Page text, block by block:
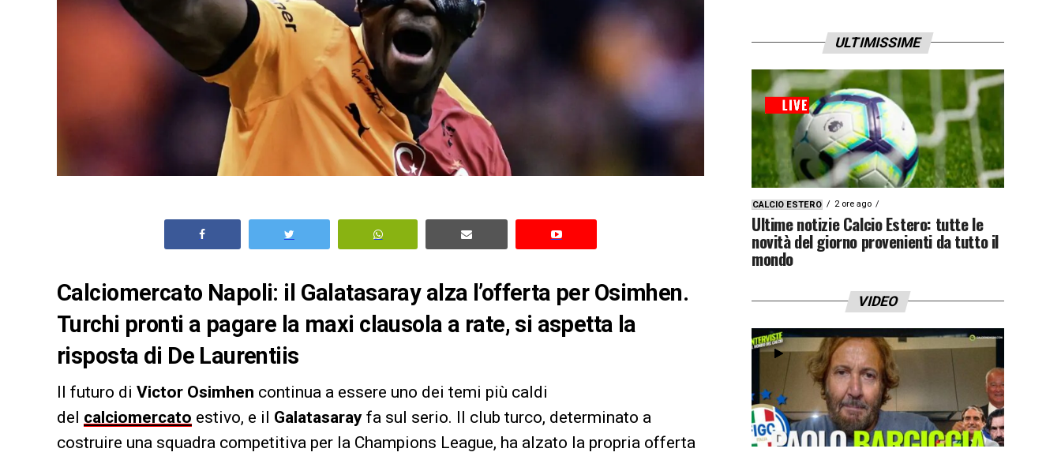
Calciomercato Napoli: il Galatasaray alza l’offerta per Osimhen.
Turchi pronti a pagare la maxi clausola a rate, si aspetta la
risposta di De Laurentiis
Il futuro di Victor Osimhen continua a essere uno dei temi più caldi
del calciomercato estivo, e il Galatasaray fa sul serio. Il club turco, determinato a
costruire una squadra competitiva per la Champions League, ha alzato la propria offerta
ULTIMISSIME
CALCIO ESTERO 2 ore ago
Ultime notizie Calcio Estero: tutte le
novità del giorno provenienti da tutto il
mondo
VIDEO